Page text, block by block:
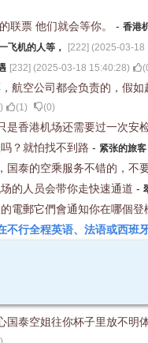
联票 他们就会等你。 - 香港
飞机的人等， [222] (2025-03-18
[232] (2025-03-18 15:40:28) (
航空公司都会负责的，假
) (1) (0)
是香港机场还需要过一次安
？就怕找不到路 - 紧张的旅客
国泰的空乘服务不错的，不
的人员会带你走快速通道 -
電郵它們會通知你在哪個登
不行全程英语、法语或西班
国泰空姐往你杯子里放不明